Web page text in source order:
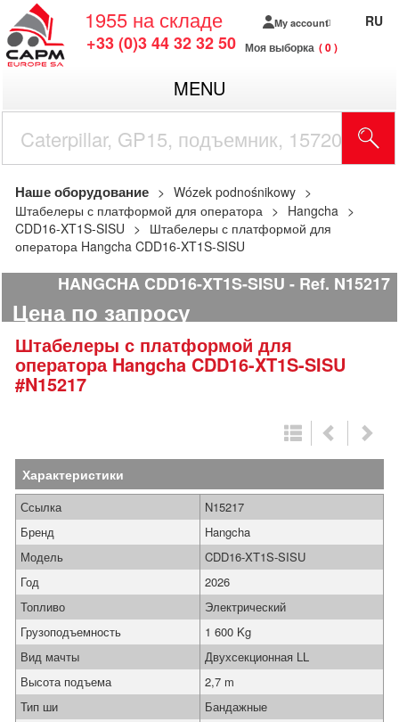
1955 на складе
+33 (0)3 44 32 32 50
My account
Моя выборка 0
RU
MENU
Наше оборудование
Wózek podnośnikowy
Штабелеры с платформой для оператора
Hangcha
CDD16-XT1S-SISU
Штабелеры с платформой для
оператора Hangcha CDD16-XT1S-SISU
HANGCHA CDD16-XT1S-SISU Ref. N15217
Цена по запросу
Штабелеры с платформой для
оператора HangchaCDD16-XT1S-SISU
#N15217
Характеристики
Ссылка
N15217
Бренд
Hangcha
Модель
CDD16-XT1S-SISU
Год
2026
Топливо
Электрический
Грузоподъемность
1 600 Kg
Вид мачты
Двухсекционная LL
Высота подъема
2,7 m
Тип ши
Бандажные